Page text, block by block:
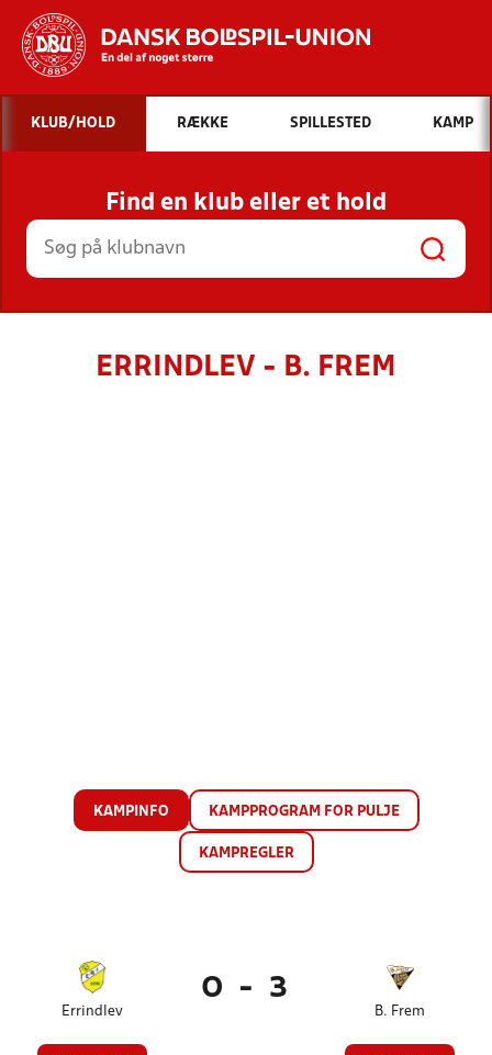
Hvad vil du søge efter?
INDHOLD OG NYHEDER
STILLINGER, RESULTATER, KLUBBER OG
HOLD
KLUB/HOLD RÆKKE SPILLESTED KAMP
Find en klub eller et hold
ERRINDLEV - B. FREM
KAMPINFO KAMPPROGRAM FOR PULJE
KAMPREGLER
Errindlev
0 - 3
B. Frem